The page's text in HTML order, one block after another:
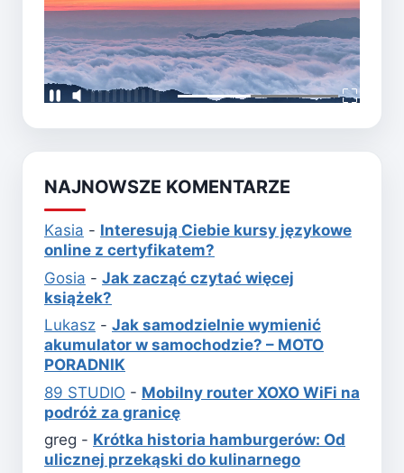
NAJNOWSZE KOMENTARZE
Kasia - Interesują Ciebie kursy językowe
online z certyfikatem?
Gosia - Jak zacząć czytać więcej
książek?
Lukasz - Jak samodzielnie wymienić
akumulator w samochodzie? – MOTO
PORADNIK
89 STUDIO - Mobilny router XOXO WiFi na
podróż za granicę
greg - Krótka historia hamburgerów: Od
ulicznej przekąski do kulinarnego